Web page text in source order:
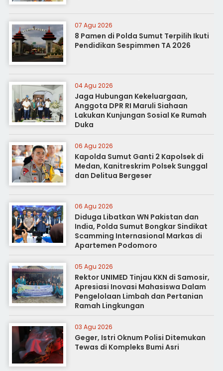
07 Agu 2026
8 Pamen di Polda Sumut Terpilih Ikuti
Pendidikan Sespimmen TA 2026
04 Agu 2026
Jaga Hubungan Kekeluargaan,
Anggota DPR RI Maruli Siahaan
Lakukan Kunjungan Sosial Ke Rumah
Duka
06 Agu 2026
Kapolda Sumut Ganti 2 Kapolsek di
Medan, Kanitreskrim Polsek Sunggal
dan Delitua Bergeser
06 Agu 2026
Diduga Libatkan WN Pakistan dan
India, Polda Sumut Bongkar Sindikat
Scamming Internasional Markas di
Apartemen Podomoro
05 Agu 2026
Rektor UNIMED Tinjau KKN di Samosir,
Apresiasi Inovasi Mahasiswa Dalam
Pengelolaan Limbah dan Pertanian
Ramah Lingkungan
03 Agu 2026
Geger, Istri Oknum Polisi Ditemukan
Tewas di Kompleks Bumi Asri